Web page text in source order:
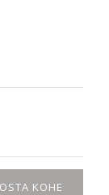
OSTA KOHE